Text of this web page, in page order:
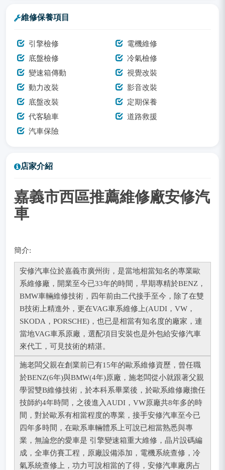
維修保養項目
引擎檢修
電機維修
底盤檢修
冷氣檢修
變速箱傳動
視覺改裝
動力改裝
影音改裝
底盤改裝
定期保養
代客驗車
道路救援
汽車保險
店家介紹
嘉義市西區推薦維修廠安修汽
車
簡介:
安修汽車位於嘉義市廣州街，是當地相當知名的專業歐
系維修廠，開業至今已33年的時間，早期專精於BENZ，
BMW車輛維修技術，四年前由二代接手至今，除了在雙
B技術上精進外，更在VAG車系維修上(AUDI，VW，
SKODA，PORSCHE)，也已是相當有知名度的廠家，連
當地VAG車系原廠，選配項目安裝也是外包給安修汽車
來代工，可見技術的精湛。
施老闆父親在創業前已有15年的歐系維修資歷，曾任職
於BENZ(6年)與BMW(4年)原廠，施老闆從小就跟著父親
學習雙B維修技術，於本科系畢業後，於歐系維修廠擔任
技師約4年時間，之後進入AUDI，VW原廠共8年多的時
間，對於歐系有相當程度的專業，接手安修汽車至今已
四年多時間，在歐系車輛體系上可說已相當熟悉與專
業，無論您的愛車是 引擎變速箱重大維修，晶片設碼編
成，全車仿賽工程，原廠設備添加，電機系統查修，冷
氣系統查修上，功力可說相當的了得，安修汽車廠房占